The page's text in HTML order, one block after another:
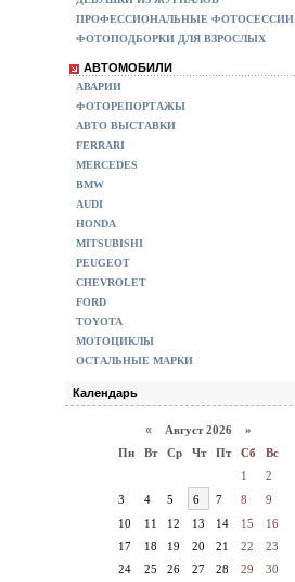
ПРОФЕССИОНАЛЬНЫЕ ФОТОСЕССИИ
ФОТОПОДБОРКИ ДЛЯ ВЗРОСЛЫХ
АВТОМОБИЛИ
АВАРИИ
ФОТОРЕПОРТАЖЫ
АВТО ВЫСТАВКИ
FERRARI
MERCEDES
BMW
AUDI
HONDA
MITSUBISHI
PEUGEOT
CHEVROLET
FORD
TOYOTA
МОТОЦИКЛЫ
ОСТАЛЬНЫЕ МАРКИ
Календарь
« Август 2026 »
Пн
Вт Ср Чт Пт Сб
Вс
1
2
3
4 5 6 7 8
9
10
11 12 13 14 15
16
17
18 19 20 21 22
23
24
25 26 27 28 29
30